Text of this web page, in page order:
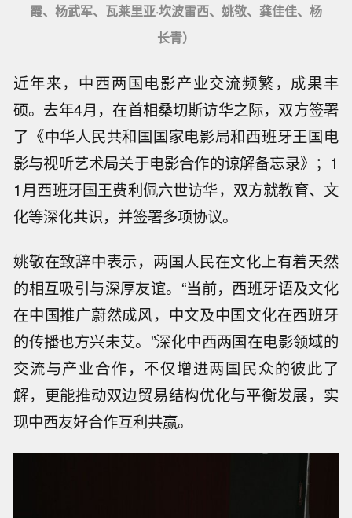
霞、杨武军、瓦莱里亚·坎波雷西、姚敬、龚佳佳、杨
长青）
近年来，中西两国电影产业交流频繁，成果丰
硕。去年4月，在首相桑切斯访华之际，双方签署
了《中华人民共和国国家电影局和西班牙王国电
影与视听艺术局关于电影合作的谅解备忘录》；1
1月西班牙国王费利佩六世访华，双方就教育、文
化等深化共识，并签署多项协议。
姚敬在致辞中表示，两国人民在文化上有着天然
的相互吸引与深厚友谊。“当前，西班牙语及文化
在中国推广蔚然成风，中文及中国文化在西班牙
的传播也方兴未艾。”深化中西两国在电影领域的
交流与产业合作，不仅增进两国民众的彼此了
解，更能推动双边贸易结构优化与平衡发展，实
现中西友好合作互利共赢。